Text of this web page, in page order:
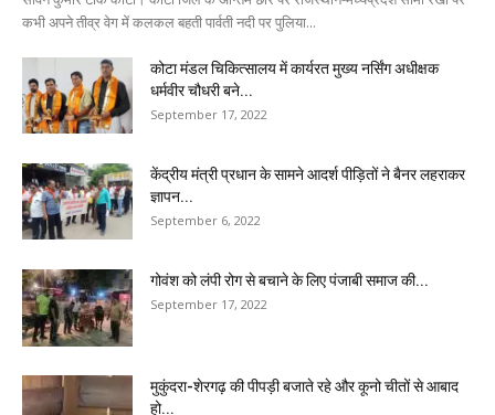
कभी अपने तीव्र वेग में कलकल बहती पार्वती नदी पर पुलिया...
कोटा मंडल चिकित्सालय में कार्यरत मुख्य नर्सिंग अधीक्षक
धर्मवीर चौधरी बने...
September 17, 2022
केंद्रीय मंत्री प्रधान के सामने आदर्श पीड़ितों ने बैनर लहराकर
ज्ञापन...
September 6, 2022
गोवंश को लंपी रोग से बचाने के लिए पंजाबी समाज की...
September 17, 2022
मुकुंदरा-शेरगढ़ की पीपड़ी बजाते रहे और कूनो चीतों से आबाद
हो...